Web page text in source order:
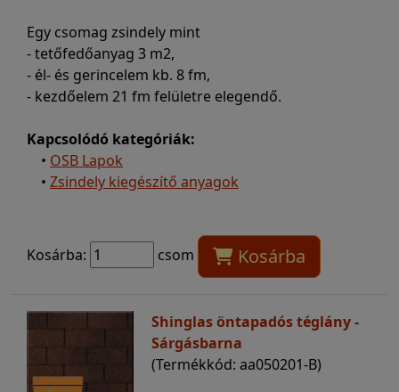
Egy csomag zsindely mint
- tetőfedőanyag 3 m2,
- él- és gerincelem kb. 8 fm,
- kezdőelem 21 fm felületre elegendő.
Kapcsolódó kategóriák:
• OSB Lapok
• Zsindely kiegészítő anyagok
Kosárba: csom Kosárba
Shinglas öntapadós téglány -
Sárgásbarna
(Termékkód: aa050201-B)